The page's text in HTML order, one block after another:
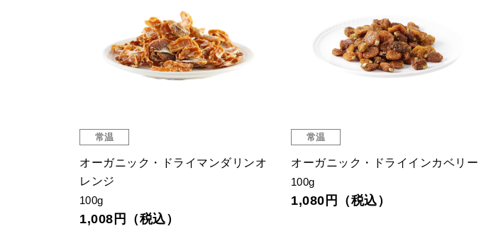
常温
オーガニック・ドライマンダリンオ
レンジ
100g
1,008円（税込）
常温
オーガニック・ドライインカベリー
100g
1,080円（税込）